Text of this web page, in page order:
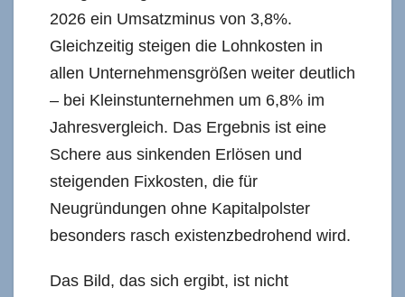
2026 ein Umsatzminus von 3,8%.
Gleichzeitig steigen die Lohnkosten in
allen Unternehmensgrößen weiter deutlich
– bei Kleinstunternehmen um 6,8% im
Jahresvergleich. Das Ergebnis ist eine
Schere aus sinkenden Erlösen und
steigenden Fixkosten, die für
Neugründungen ohne Kapitalpolster
besonders rasch existenzbedrohend wird.
Das Bild, das sich ergibt, ist nicht